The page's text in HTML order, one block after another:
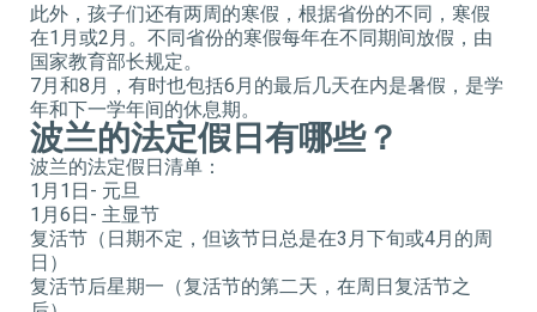
此外，孩子们还有两周的寒假，根据省份的不同，寒假
在1月或2月。不同省份的寒假每年在不同期间放假，由
国家教育部长规定。
7月和8月，有时也包括6月的最后几天在内是暑假，是学
年和下一学年间的休息期。
波兰的法定假日有哪些？
波兰的法定假日清单：
1月1日- 元旦
1月6日- 主显节
复活节（日期不定，但该节日总是在3月下旬或4月的周
日）
复活节后星期一（复活节的第二天，在周日复活节之